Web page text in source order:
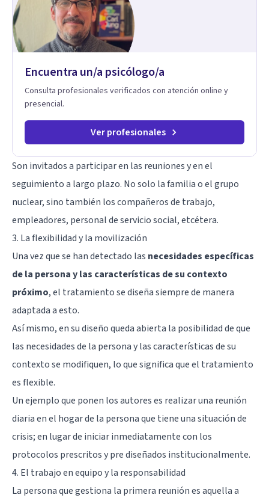
Encuentra un/a psicólogo/a
Consulta profesionales verificados con atención online y
presencial.
Ver profesionales
Son invitados a participar en las reuniones y en el
seguimiento a largo plazo. No solo la familia o el grupo
nuclear, sino también los compañeros de trabajo,
empleadores, personal de servicio social, etcétera.
3. La flexibilidad y la movilización
Una vez que se han detectado las necesidades específicas
de la persona y las características de su contexto
próximo, el tratamiento se diseña siempre de manera
adaptada a esto.
Así mismo, en su diseño queda abierta la posibilidad de que
las necesidades de la persona y las características de su
contexto se modifiquen, lo que significa que el tratamiento
es flexible.
Un ejemplo que ponen los autores es realizar una reunión
diaria en el hogar de la persona que tiene una situación de
crisis; en lugar de iniciar inmediatamente con los
protocolos prescritos y pre diseñados institucionalmente.
4. El trabajo en equipo y la responsabilidad
La persona que gestiona la primera reunión es aquella a